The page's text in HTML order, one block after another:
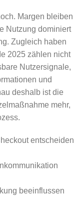
Margen bleiben
Nutzung dominiert
Zugleich haben
2025 zählen nicht
Nutzersignale,
und
deshalb ist die
mehr,
entscheiden
beeinflussen